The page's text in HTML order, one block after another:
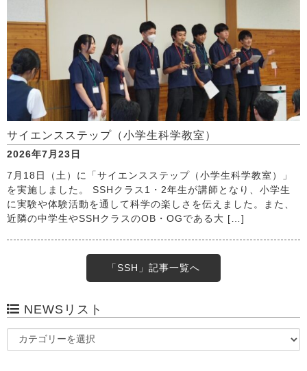
サイエンスステップ（小学生科学教室）
2026年7月23日
7月18日（土）に「サイエンスステップ（小学生科学教室）」
を実施しました。 SSHクラス1・2年生が講師となり、小学生
に実験や体験活動を通して科学の楽しさを伝えました。また、
近隣の中学生やSSHクラスのOB・OGである大 […]
「SSH」記事一覧へ
NEWSリスト